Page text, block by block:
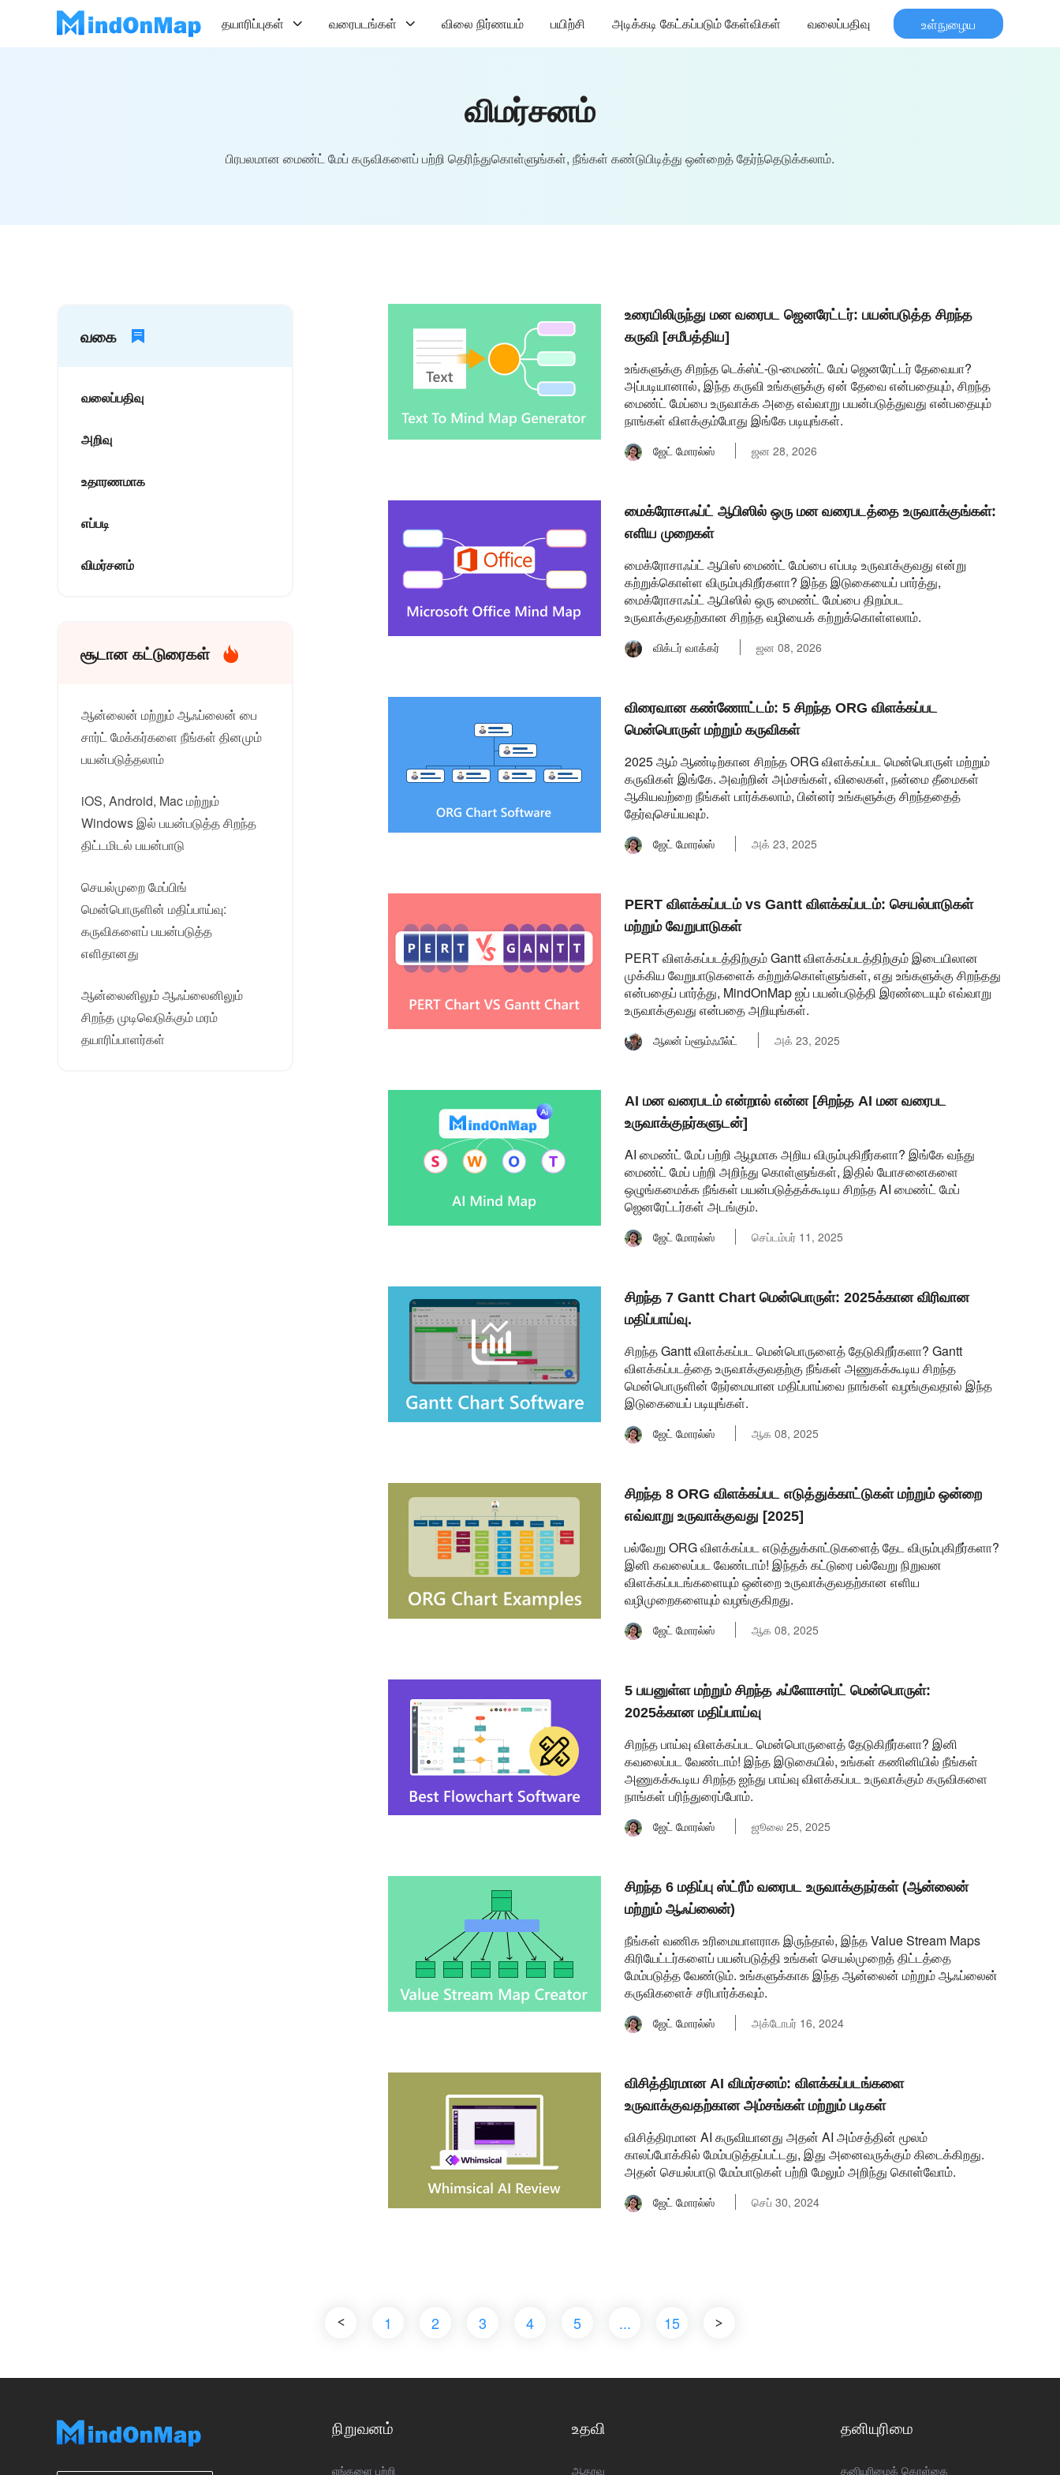
தயாரிப்புகள் வரைபடங்கள் விலை நிர்ணயம் பயிற்சி அடிக்கடி கேட்கப்படும் கேள்விகள் வலைப்பதிவு உள்நுழைய
விமர்சனம்
பிரபலமான மைண்ட் மேப் கருவிகளைப் பற்றி தெரிந்துகொள்ளுங்கள், நீங்கள் கண்டுபிடித்து ஒன்றைத் தேர்ந்தெடுக்கலாம்.
வகை
வலைப்பதிவு
அறிவு
உதாரணமாக
எப்படி
விமர்சனம்
சூடான கட்டுரைகள்
ஆன்லைன் மற்றும் ஆஃப்லைன் பை
சார்ட் மேக்கர்களை நீங்கள் தினமும்
பயன்படுத்தலாம்
iOS, Android, Mac மற்றும்
Windows இல் பயன்படுத்த சிறந்த
திட்டமிடல் பயன்பாடு
செயல்முறை மேப்பிங்
மென்பொருளின் மதிப்பாய்வு:
கருவிகளைப் பயன்படுத்த
எளிதானது
ஆன்லைனிலும் ஆஃப்லைனிலும்
சிறந்த முடிவெடுக்கும் மரம்
தயாரிப்பாளர்கள்
உரையிலிருந்து மன வரைபட ஜெனரேட்டர்: பயன்படுத்த சிறந்த
கருவி [சமீபத்திய]
உங்களுக்கு சிறந்த டெக்ஸ்ட்-டு-மைண்ட் மேப் ஜெனரேட்டர் தேவையா?
அப்படியானால், இந்த கருவி உங்களுக்கு ஏன் தேவை என்பதையும், சிறந்த
மைண்ட் மேப்பை உருவாக்க அதை எவ்வாறு பயன்படுத்துவது என்பதையும்
நாங்கள் விளக்கும்போது இங்கே படியுங்கள்.
ஜேட் மோரல்ஸ் ஜன 28, 2026
மைக்ரோசாஃப்ட் ஆபிஸில் ஒரு மன வரைபடத்தை உருவாக்குங்கள்:
எளிய முறைகள்
மைக்ரோசாஃப்ட் ஆபிஸ் மைண்ட் மேப்பை எப்படி உருவாக்குவது என்று
கற்றுக்கொள்ள விரும்புகிறீர்களா? இந்த இடுகையைப் பார்த்து,
மைக்ரோசாஃப்ட் ஆபிஸில் ஒரு மைண்ட் மேப்பை திறம்பட
உருவாக்குவதற்கான சிறந்த வழியைக் கற்றுக்கொள்ளலாம்.
விக்டர் வாக்கர் ஜன 08, 2026
விரைவான கண்ணோட்டம்: 5 சிறந்த ORG விளக்கப்பட
மென்பொருள் மற்றும் கருவிகள்
2025 ஆம் ஆண்டிற்கான சிறந்த ORG விளக்கப்பட மென்பொருள் மற்றும்
கருவிகள் இங்கே. அவற்றின் அம்சங்கள், விலைகள், நன்மை தீமைகள்
ஆகியவற்றை நீங்கள் பார்க்கலாம், பின்னர் உங்களுக்கு சிறந்ததைத்
தேர்வுசெய்யவும்.
ஜேட் மோரல்ஸ் அக் 23, 2025
PERT விளக்கப்படம் vs Gantt விளக்கப்படம்: செயல்பாடுகள்
மற்றும் வேறுபாடுகள்
PERT விளக்கப்படத்திற்கும் Gantt விளக்கப்படத்திற்கும் இடையிலான
முக்கிய வேறுபாடுகளைக் கற்றுக்கொள்ளுங்கள், எது உங்களுக்கு சிறந்தது
என்பதைப் பார்த்து, MindOnMap ஐப் பயன்படுத்தி இரண்டையும் எவ்வாறு
உருவாக்குவது என்பதை அறியுங்கள்.
ஆலன் ப்ளூம்ஃபீல்ட் அக் 23, 2025
AI மன வரைபடம் என்றால் என்ன [சிறந்த AI மன வரைபட
உருவாக்குநர்களுடன்]
AI மைண்ட் மேப் பற்றி ஆழமாக அறிய விரும்புகிறீர்களா? இங்கே வந்து
மைண்ட் மேப் பற்றி அறிந்து கொள்ளுங்கள், இதில் யோசனைகளை
ஒழுங்கமைக்க நீங்கள் பயன்படுத்தக்கூடிய சிறந்த AI மைண்ட் மேப்
ஜெனரேட்டர்கள் அடங்கும்.
ஜேட் மோரல்ஸ் செப்டம்பர் 11, 2025
சிறந்த 7 Gantt Chart மென்பொருள்: 2025க்கான விரிவான
மதிப்பாய்வு.
சிறந்த Gantt விளக்கப்பட மென்பொருளைத் தேடுகிறீர்களா? Gantt
விளக்கப்படத்தை உருவாக்குவதற்கு நீங்கள் அணுகக்கூடிய சிறந்த
மென்பொருளின் நேர்மையான மதிப்பாய்வை நாங்கள் வழங்குவதால் இந்த
இடுகையைப் படியுங்கள்.
ஜேட் மோரல்ஸ் ஆக 08, 2025
சிறந்த 8 ORG விளக்கப்பட எடுத்துக்காட்டுகள் மற்றும் ஒன்றை
எவ்வாறு உருவாக்குவது [2025]
பல்வேறு ORG விளக்கப்பட எடுத்துக்காட்டுகளைத் தேட விரும்புகிறீர்களா?
இனி கவலைப்பட வேண்டாம்! இந்தக் கட்டுரை பல்வேறு நிறுவன
விளக்கப்படங்களையும் ஒன்றை உருவாக்குவதற்கான எளிய
வழிமுறைகளையும் வழங்குகிறது.
ஜேட் மோரல்ஸ் ஆக 08, 2025
5 பயனுள்ள மற்றும் சிறந்த ஃப்ளோசார்ட் மென்பொருள்:
2025க்கான மதிப்பாய்வு
சிறந்த பாய்வு விளக்கப்பட மென்பொருளைத் தேடுகிறீர்களா? இனி
கவலைப்பட வேண்டாம்! இந்த இடுகையில், உங்கள் கணினியில் நீங்கள்
அணுகக்கூடிய சிறந்த ஐந்து பாய்வு விளக்கப்பட உருவாக்கும் கருவிகளை
நாங்கள் பரிந்துரைப்போம்.
ஜேட் மோரல்ஸ் ஜூலை 25, 2025
சிறந்த 6 மதிப்பு ஸ்ட்ரீம் வரைபட உருவாக்குநர்கள் (ஆன்லைன்
மற்றும் ஆஃப்லைன்)
நீங்கள் வணிக உரிமையாளராக இருந்தால், இந்த Value Stream Maps
கிரியேட்டர்களைப் பயன்படுத்தி உங்கள் செயல்முறைத் திட்டத்தை
மேம்படுத்த வேண்டும். உங்களுக்காக இந்த ஆன்லைன் மற்றும் ஆஃப்லைன்
கருவிகளைச் சரிபார்க்கவும்.
ஜேட் மோரல்ஸ் அக்டோபர் 16, 2024
விசித்திரமான AI விமர்சனம்: விளக்கப்படங்களை
உருவாக்குவதற்கான அம்சங்கள் மற்றும் படிகள்
விசித்திரமான AI கருவியானது அதன் AI அம்சத்தின் மூலம்
காலப்போக்கில் மேம்படுத்தப்பட்டது, இது அனைவருக்கும் கிடைக்கிறது.
அதன் செயல்பாடு மேம்பாடுகள் பற்றி மேலும் அறிந்து கொள்வோம்.
ஜேட் மோரல்ஸ் செப் 30, 2024
1 2 3 4 5 ... 15
நிறுவனம்
எங்களை பற்றி
உதவி
ஆதரவு
தனியுரிமை
தனியுரிமைக் கொள்கை